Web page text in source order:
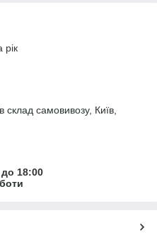
рік
склад самовивозу, Київ,
18:00